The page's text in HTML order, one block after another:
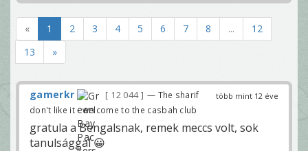
« 1 2 3 4 5 6 7 8 ...
12
13
»
több mint 12 éve
gamerkr 12 044
— The sharif
don't like it - welcome to the casbah club
gratula a Bengalsnak, remek meccs volt, sok
tanulsággal 😀